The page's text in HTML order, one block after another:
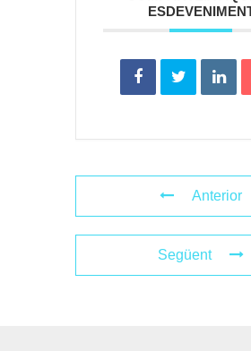
Anterior
Següent